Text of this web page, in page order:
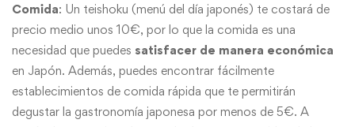
Comida: Un teishoku (menú del día japonés) te costará de
precio medio unos 10€, por lo que la comida es una
necesidad que puedes satisfacer de manera económica
en Japón. Además, puedes encontrar fácilmente
establecimientos de comida rápida que te permitirán
degustar la gastronomía japonesa por menos de 5€. A